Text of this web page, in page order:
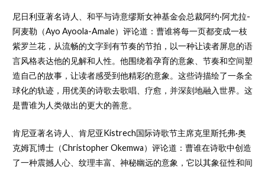
尼日利亚著名诗人、和平与诗意缪斯女神基金会总裁阿约·阿尤拉-
阿麦勒（Ayo Ayoola-Amale）评论道：曹谁将每一页都变成一枝
紫罗兰花，从流畅的文字到有节奏的节拍，以一种让读者屏息的语
言风格表达他的见解和人性。他围绕着孕育的意象、节奏和空间塑
造自己的故事，让读者感受到他精彩的意象。这些诗描绘了一条全
球化的轨迹，用优美的诗歌去歌唱、疗愈，并深刻地融入世界。这
是曹谁为人类做出的更大的善意。
肯尼亚著名诗人、肯尼亚Kistrech国际诗歌节主席克里斯托弗·奥
克姆瓦博士（Christopher Okemwa）评论道：曹谁在诗歌中创造
了一种震撼人心、纹理丰富、神秘幽远的意象，它以其象征性和间